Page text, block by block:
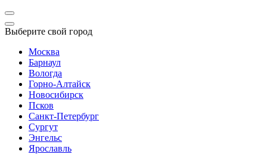
Выберите свой город
Москва
Барнаул
Вологда
Горно-Алтайск
Новосибирск
Псков
Санкт-Петербург
Сургут
Энгельс
Ярославль